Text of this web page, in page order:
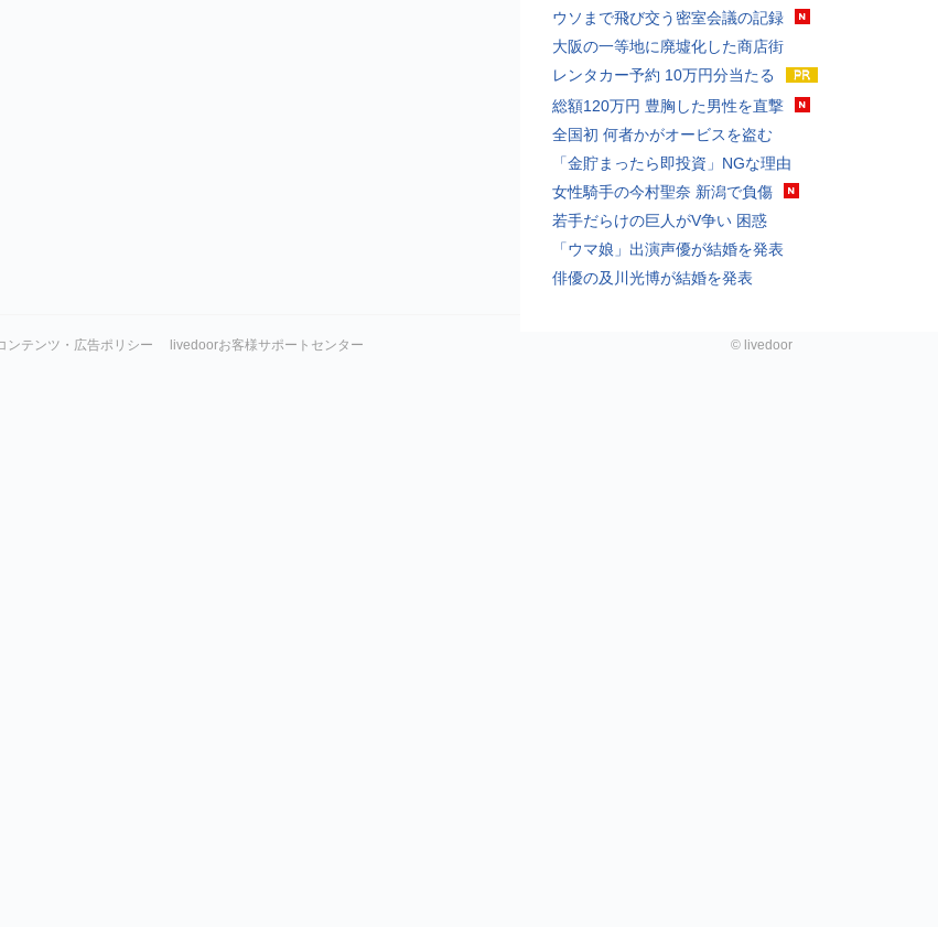
ウソまで飛び交う密室会議の記録
大阪の一等地に廃墟化した商店街
レンタカー予約 10万円分当たる
総額120万円 豊胸した男性を直撃
全国初 何者かがオービスを盗む
「金貯まったら即投資」NGな理由
女性騎手の今村聖奈 新潟で負傷
若手だらけの巨人がV争い 困惑
「ウマ娘」出演声優が結婚を発表
俳優の及川光博が結婚を発表
ンテンツ・広告ポリシー livedoorお客様サポートセンター © livedoor